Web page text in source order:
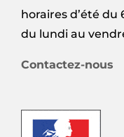
horaires d’été du
du lundi au
Contactez-nous